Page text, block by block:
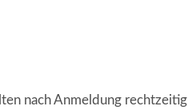
nach Anmeldung rechtzeitig